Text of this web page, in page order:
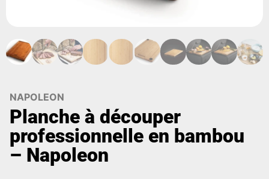
NAPOLEON
Planche à découper
professionnelle en bambou
– Napoleon